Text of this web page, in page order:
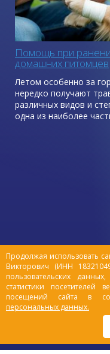
Продолжая использовать
Викторович (ИНН
пользовательских
статистики посетителей
посещений сайта в
персональных данных.
Помощь при
домашних питомцев
Летом особенно за
нередко получают
различных видов и
одна из наиболее
падения.